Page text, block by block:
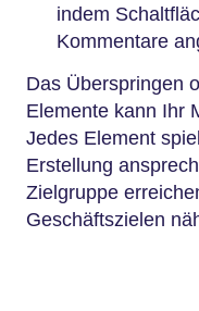
indem
Kommentare
Das Überspringen
Elemente kann Ihr
Jedes Element
Erstellung
Zielgruppe
Geschäftszielen